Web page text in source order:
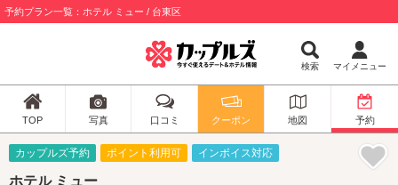
予約プラン一覧：ホテル ミュー / 台東区
検索 マイメニュー
TOP 写真 口コミ クーポン 地図 予約
カップルズ予約 ポイント利用可 インボイス対応
ホテル ミュー